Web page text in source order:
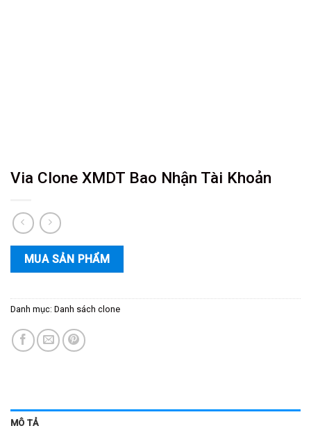
Via Clone XMDT Bao Nhận Tài Khoản
MUA SẢN PHẨM
Danh mục: Danh sách clone
MÔ TẢ